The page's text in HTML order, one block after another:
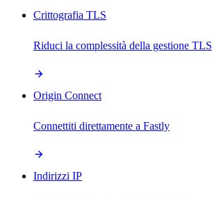
Crittografia TLS
Riduci la complessità della gestione TLS
Origin Connect
Connettiti direttamente a Fastly
Indirizzi IP